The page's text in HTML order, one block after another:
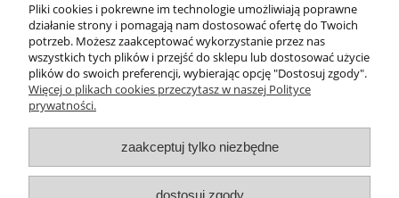
Pomoc
Moje konto
O nas
Pliki cookies i pokrewne im technologie umożliwiają poprawne
działanie strony i pomagają nam dostosować ofertę do Twoich
potrzeb. Możesz zaakceptować wykorzystanie przez nas
wszystkich tych plików i przejść do sklepu lub dostosować użycie
plików do swoich preferencji, wybierając opcję "Dostosuj zgody".
Więcej o plikach cookies przeczytasz w naszej Polityce
prywatności.
zaakceptuj tylko niezbędne
dostosuj zgody